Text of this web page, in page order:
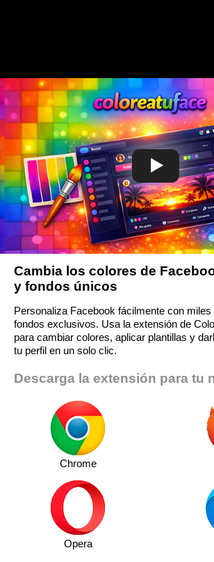
Cambia los colores de
y fondos únicos
Personaliza Facebook fácilmente con
fondos exclusivos. Usa la extensión de
para cambiar colores, aplicar plantillas y
tu perfil en un solo clic.
Descarga la extensión para tu
Chrome
Opera